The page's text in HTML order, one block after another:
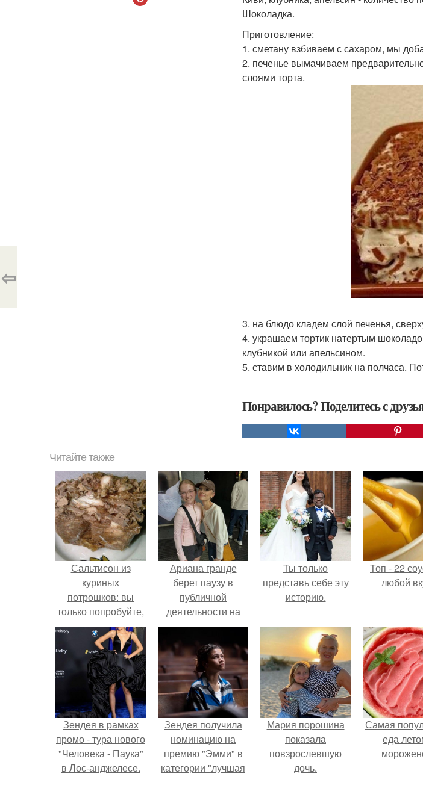
Шоколадка.
Приготовление:
1. сметану взбиваем с сахаром, мы
2. печенье вымачиваем
слоями торта.
3. на блюдо кладем слой печенья,
4. украшаем тортик натертым
клубникой или апельсином.
5. ставим в холодильник на полчаса.
Понравилось? Поделитесь с
⇦
Читайте также
Сальтисон из
куриных
потрошков: вы
только попробуйте,
как это вкусно.
Ариана гранде
берет паузу в
публичной
деятельности на
фоне слухов о
своем здоровье.
Ты только
представь себе эту
историю.
Топ - 22
любой
Зендея в рамках
промо - тура нового
"Человека - Паука"
в Лос-анджелесе.
Зендея получила
номинацию на
премию "Эмми" в
категории "лучшая
Мария порошина
показала
повзрослевшую
дочь.
Самая
еда